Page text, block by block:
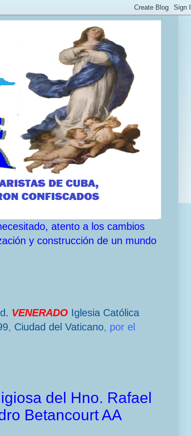
atento a los cambios
y construcción de un mundo
. VENERADO Iglesia Católica
, Ciudad del Vaticano, por el
del Hno. Rafael
Betancourt AA